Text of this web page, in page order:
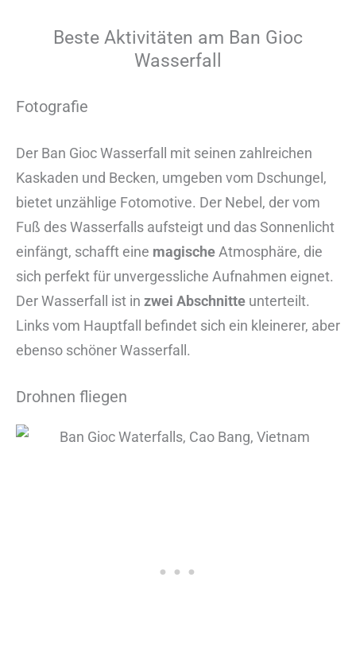
Beste Aktivitäten am Ban Gioc
Wasserfall
Fotografie
Der Ban Gioc Wasserfall mit seinen zahlreichen
Kaskaden und Becken, umgeben vom Dschungel,
bietet unzählige Fotomotive. Der Nebel, der vom
Fuß des Wasserfalls aufsteigt und das Sonnenlicht
einfängt, schafft eine magischeAtmosphäre, die
sich perfekt für unvergessliche Aufnahmen eignet.
Der Wasserfall ist in zwei Abschnitte unterteilt.
Links vom Hauptfall befindet sich ein kleinerer, aber
ebenso schöner Wasserfall.
Drohnen fliegen